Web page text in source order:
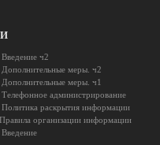
ч2
меры. ч2
меры. ч1
администрирование
раскрытия информации
организации информации